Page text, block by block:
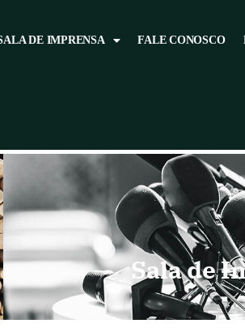
DE IMPRENSA FALE CONOSCO
Sala de